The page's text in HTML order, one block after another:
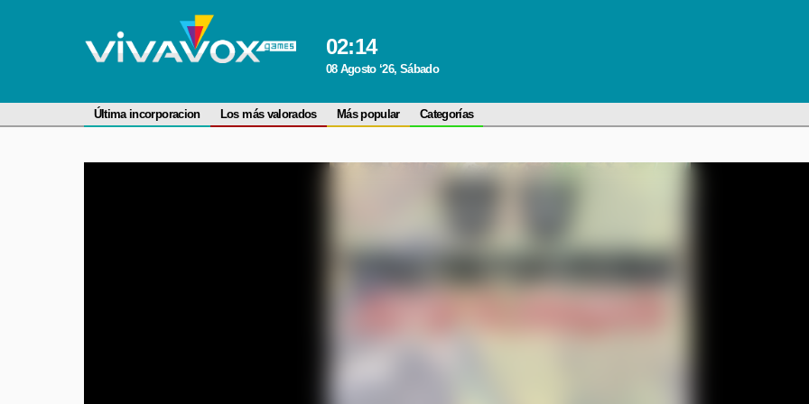
02:14
08 Agosto ‘26, Sábado
Última incorporacion Los más valorados Más popular Categorías